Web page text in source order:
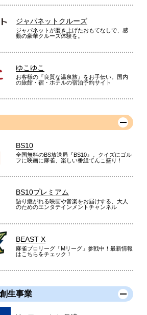
ジャパネットクルーズ
ジャパネットが磨き上げたおもてなしで、感
動の豪華クルーズ体験を。
ゆこゆこ
お客様の『良質な温泉旅』をお手伝い。国内
の旅館・宿・ホテルの宿泊予約サイト
BS10
全国無料のBS放送局『BS10』。クイズにゴル
フに映画に麻雀、楽しい番組てんこ盛り！
BS10プレミアム
語り継がれる映画や音楽をお届けする、大人
のためのエンタテインメントチャンネル
BEAST X
麻雀プロリーグ「Mリーグ」参戦中！最新情報
はこちらをチェック！
生事業